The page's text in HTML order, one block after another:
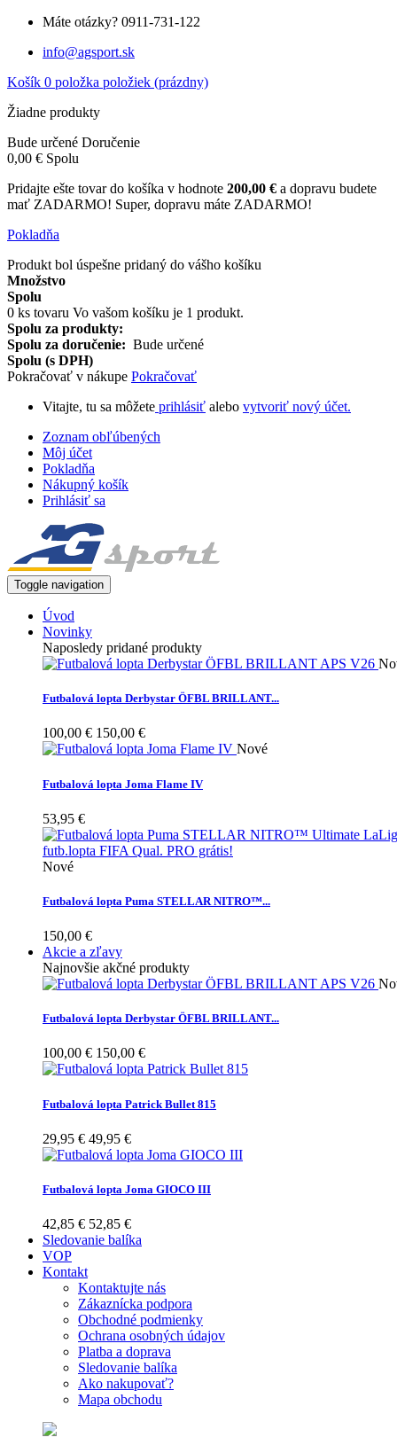
Máte otázky? 0911-731-122
info@agsport.sk
Košík 0 položka položiek (prázdny)
Žiadne produkty
Bude určené Doručenie
0,00 € Spolu
Pridajte ešte tovar do košíka v hodnote 200,00 € a dopravu budete
mať ZADARMO! Super, dopravu máte ZADARMO!
Pokladňa
Produkt bol úspešne pridaný do vášho košíku
Množstvo
Spolu
0 ks tovaru Vo vašom košíku je 1 produkt.
Spolu za produkty:
Spolu za doručenie: Bude určené
Spolu (s DPH)
Pokračovať v nákupe Pokračovať
Vitajte, tu sa môžete prihlásiť alebo vytvoriť nový účet.
Zoznam obľúbených
Môj účet
Pokladňa
Nákupný košík
Prihlásiť sa
Toggle navigation
Úvod
Novinky
Naposledy pridané produkty
Futbalová lopta Derbystar ÖFBL BRILLANT...
100,00 € 150,00 €
Nové
Futbalová lopta Joma Flame IV
53,95 €
Nové
Futbalová lopta Puma STELLAR NITRO™...
150,00 €
Akcie a zľavy
Najnovšie akčné produkty
Futbalová lopta Derbystar ÖFBL BRILLANT...
100,00 € 150,00 €
Futbalová lopta Patrick Bullet 815
29,95 € 49,95 €
Futbalová lopta Joma GIOCO III
42,85 € 52,85 €
Sledovanie balíka
VOP
Kontakt
Kontaktujte nás
Zákaznícka podpora
Obchodné podmienky
Ochrana osobných údajov
Platba a doprava
Sledovanie balíka
Ako nakupovať?
Mapa obchodu